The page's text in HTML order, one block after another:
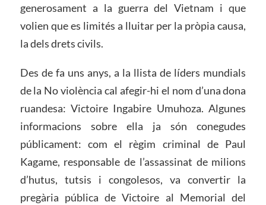
generosament a la guerra del Vietnam i que
volien que es limités a lluitar per la pròpia causa,
la dels drets civils.
Des de fa uns anys, a la llista de líders mundials
de la No violència cal afegir-hi el nom d’una dona
ruandesa: Victoire Ingabire Umuhoza. Algunes
informacions sobre ella ja són conegudes
públicament: com el règim criminal de Paul
Kagame, responsable de l’assassinat de milions
d’hutus, tutsis i congolesos, va convertir la
pregària pública de Victoire al Memorial del